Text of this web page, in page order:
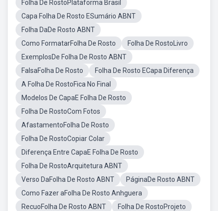
Folha De RostoPlataforma Brasil
Capa Folha De Rosto ESumário ABNT
Folha DaDe Rosto ABNT
Como FormatarFolha De Rosto
Folha De RostoLivro
ExemplosDe Folha De Rosto ABNT
FalsaFolha De Rosto
Folha De Rosto ECapa Diferença
A Folha De RostoFica No Final
Modelos De CapaE Folha De Rosto
Folha De RostoCom Fotos
AfastamentoFolha De Rosto
Folha De RostoCopiar Colar
Diferença Entre CapaE Folha De Rosto
Folha De RostoArquitetura ABNT
Verso DaFolha De Rosto ABNT
PáginaDe Rosto ABNT
Como Fazer aFolha De Rosto Anhguera
RecuoFolha De Rosto ABNT
Folha De RostoProjeto